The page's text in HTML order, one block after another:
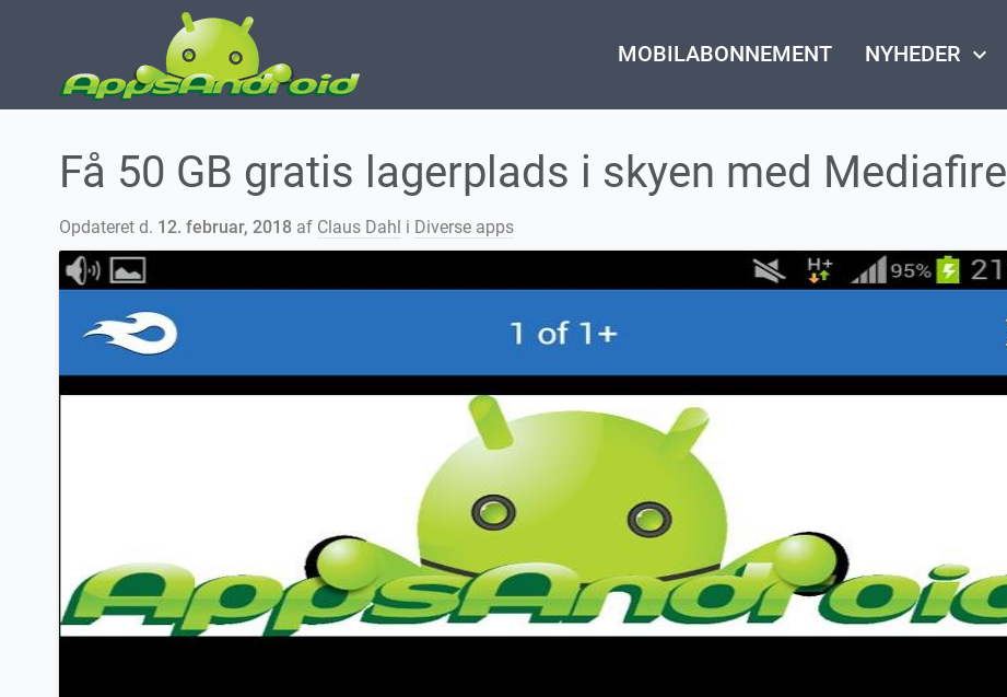
MOBILABONNEMENT NYHEDER keyboard_arrow_down
Få 50 GB gratis lagerplads i skyen med Mediafire
Opdateret d. 12. februar, 2018af Claus Dahl i Diverse apps